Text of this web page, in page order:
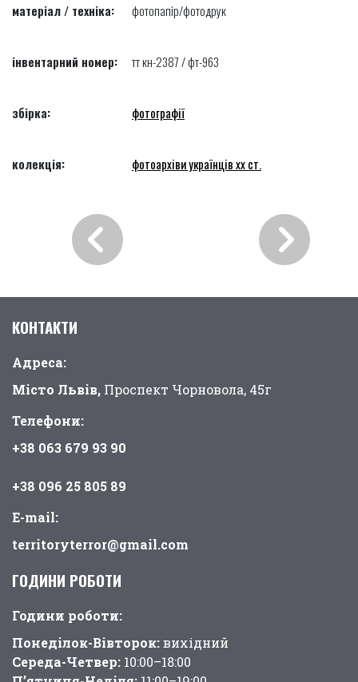
матеріал / техніка: фотопапір/фотодрук
інвентарний номер: тт кн-2387 / фт-963
збірка: фотографії
колекція: фотоархіви українців хх ст.
КОНТАКТИ
Адреса:
Місто Львів, Проспект Чорновола, 45г
Телефони:
+38 063 679 93 90
+38 096 25 805 89
E-mail:
territoryterror@gmail.com
ГОДИНИ РОБОТИ
Години pоботи:
Понеділок-Вівторок:вихідний
Середа-Четвер: 10:00–18:00